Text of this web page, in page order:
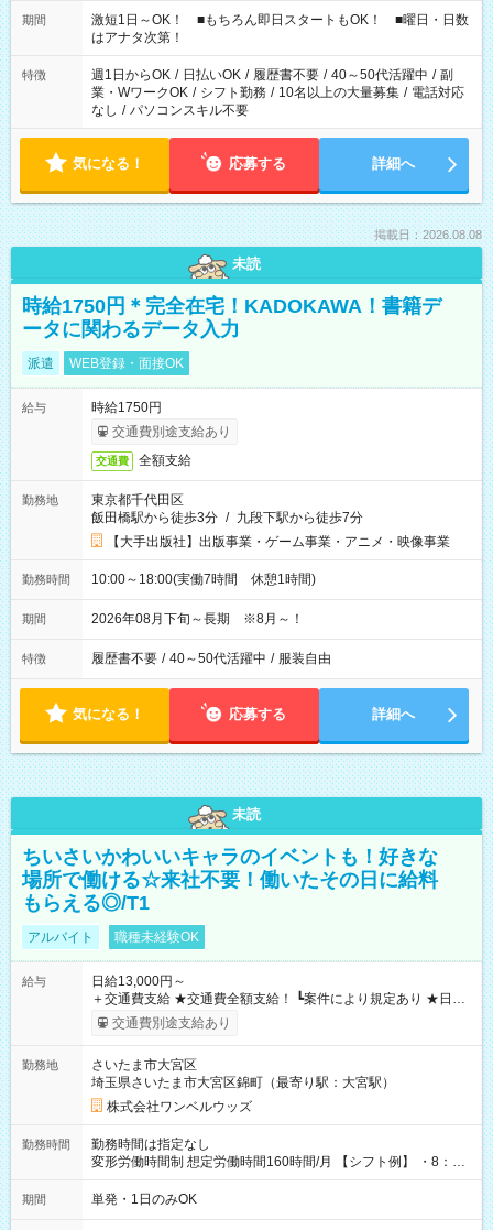
期間
激短1日～OK！ ■もちろん即日スタートもOK！ ■曜日・日数
はアナタ次第！
特徴 週1日からOK / 日払いOK / 履歴書不要 / 40～50代活躍中 / 副
業・WワークOK / シフト勤務 / 10名以上の大量募集 / 電話対応
なし / パソコンスキル不要
気になる！ 応募する 詳細へ
掲載日：2026.08.08
未読
時給1750円＊完全在宅！KADOKAWA！書籍デ
ータに関わるデータ入力
派遣 WEB登録・面接OK
給与
時給1750円
交通費別途支給あり
交通費 全額支給
勤務地
東京都千代田区
飯田橋駅から徒歩3分 / 九段下駅から徒歩7分
【大手出版社】出版事業・ゲーム事業・アニメ・映像事業
勤務時間 10:00～18:00(実働7時間 休憩1時間)
期間 2026年08月下旬～長期 ※8月～！
特徴 履歴書不要 / 40～50代活躍中 / 服装自由
気になる！ 応募する 詳細へ
未読
ちいさいかわいいキャラのイベントも！好きな
場所で働ける☆来社不要！働いたその日に給料
もらえる◎/T1
アルバイト 職種未経験OK
給与
日給13,000円～
＋交通費支給 ★交通費全額支給！ ┗案件により規定あり ★日払
いOK！（規定あり） ┗働いたその日に現金GET♪ お仕事後はコ
ンビニATMから 日払い分を引き落とせます！ 【試用期間】試
交通費別途支給あり
勤務地
さいたま市大宮区
埼玉県さいたま市大宮区錦町（最寄り駅：大宮駅）
株式会社ワンベルウッズ
勤務時間
勤務時間は指定なし
変形労働時間制 想定労働時間160時間/月 【シフト例】 ・8：00
～21：00
期間 単発・1日のみOK